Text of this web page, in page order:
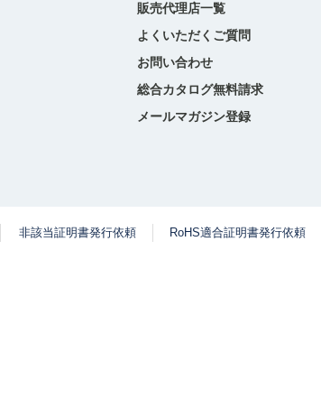
販売代理店一覧
よくいただくご質問
お問い合わせ
総合カタログ無料請求
メールマガジン登録
非該当証明書発行依頼 RoHS適合証明書発行依頼